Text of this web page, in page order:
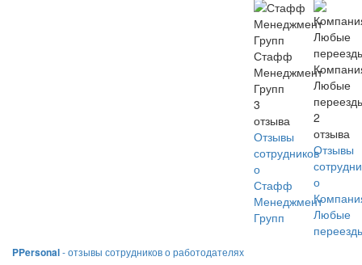
Стафф
Менеджмент
Групп
3
отзыва
Отзывы
сотрудников
о
Стафф
Менеджмент
Групп
Любые
2
отзыва
Отзывы
о
Любые
PPersonal- отзывы сотрудников о работодателях